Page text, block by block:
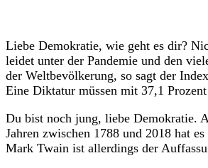
Liebe Demokratie, wie geht es dir?
leidet unter der Pandemie und den
der Weltbevölkerung, so sagt der
Eine Diktatur müssen mit 37,1
Du bist noch jung, liebe Demokratie.
Jahren zwischen 1788 und 2018 hat
Mark Twain ist allerdings der